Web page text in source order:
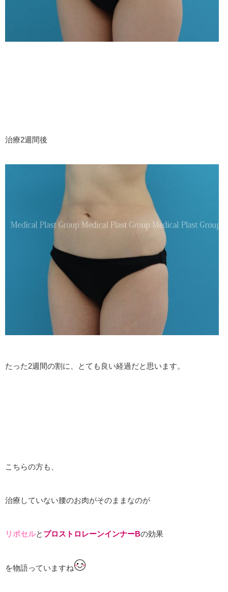
治療2週間後
たった2週間の割に、とても良い経過だと思います。
こちらの方も、
治療していない腰のお肉がそのままなのが
リポセルと プロストロレーンインナーBの効果
を物語っていますね